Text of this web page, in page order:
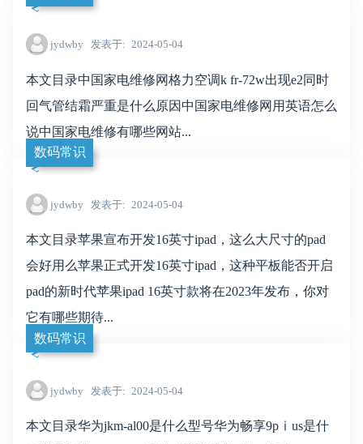
jydwby 发表于 2024-05-04
本文目录中国家电维修网格力空调k fr-72w出现e2同时
回气管结霜严重是什么原因中国家电维修网用英语怎么
说中国家电维修有哪些网站...
数码常识
jydwby 发表于 2024-05-04
本文目录苹果宣布开发16英寸ipad，这么大尺寸的pad
会好用么苹果正式开发16英寸ipad，这种平板能否开启
pad的新时代苹果ipad 16英寸款将在2023年发布，你对
它有哪些期待...
数码常识
jydwby 发表于 2024-05-04
本文目录华为jkm-al00是什么型号华为畅享9pⅰus是什